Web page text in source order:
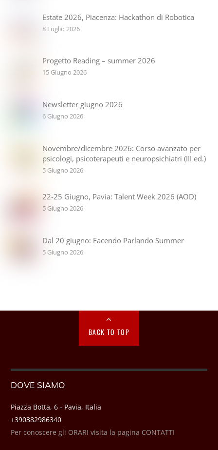
Estate 2026, Piacenza: Hackathon di Robotica
8 Luglio 2026
Progetto Reading – summer 2026
15 Giugno 2026
Newsletter giugno 2026
6 Giugno 2026
Novembre/dicembre 2026: Corso avanzato per
psicologi, psicoterapeuti e neuropsichiatri (III ed.)
5 Giugno 2026
22-25 Giugno, Pavia: Talent Week 2026 (AOD)
5 Giugno 2026
Dal 20 giugno: Facendo Parlando Summer
5 Giugno 2026
BACK TO TOP
DOVE SIAMO
Piazza Botta, 6 - Pavia, Italia
+390382986340
Per conoscere gli ORARI visita la pagina CONTATTI